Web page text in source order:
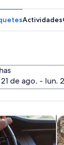
Actividades
de ago. - lun.
nueva pestaña
Se
y excursiones